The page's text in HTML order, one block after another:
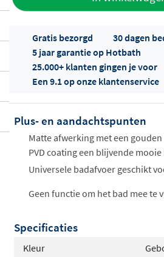
Offertes
ophalen...
Gratis bezorgd
30 dagen
5 jaar garantie op Hotbath
25.000+ klanten gingen je voor
Een 9.1 op onze klantenservice
Plus- en aandachtspunten
Matte afwerking met een
PVD coating een blijvende
Universele badafvoer geschikt
Geen functie om het bad mee te
Specificaties
Kleur